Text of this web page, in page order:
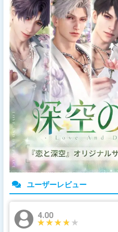
ユーザーレビュー
4.00
★★★★★
★★★★★